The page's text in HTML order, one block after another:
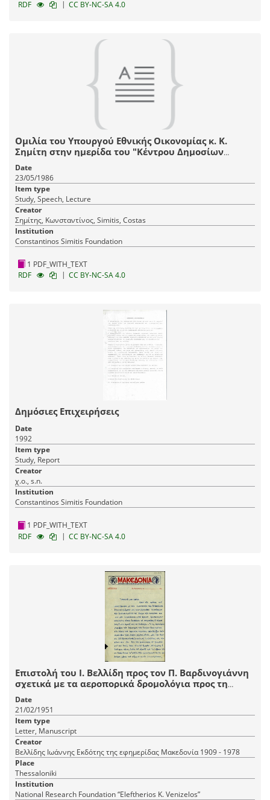
RDF | CC BY-NC-SA 4.0
Ομιλία του Υπουργού Εθνικής Οικονομίας κ. Κ.
Σημίτη στην ημερίδα του "Κέντρου Δημοσίων
Επιχειρήσεων για τις Δημόσιες Επιχειρήσεις"
Date
23/05/1986
Item type
Study, Speech, Lecture
Creator
Σημίτης, Κωνσταντίνος, Simitis, Costas
Institution
Constantinos Simitis Foundation
1 PDF_WITH_TEXT
RDF
| CC BY-NC-SA 4.0
Δημόσιες Επιχειρήσεις
Date
1992
Item type
Study, Report
Creator
χ.ο., s.n.
Institution
Constantinos Simitis Foundation
1 PDF_WITH_TEXT
RDF
| CC BY-NC-SA 4.0
Επιστολή του Ι. Βελλίδη προς τον Π. Βαρδινογιάννη
σχετικά με τα αεροπορικά δρομολόγια προς τη
Θεσσαλονίκη και τη συμπεριφορά του Στ. Ζώτου.
Date
21/02/1951
Item type
Letter, Manuscript
Creator
Βελλίδης Ιωάννης Εκδότης της εφημερίδας Μακεδονία 1909 - 1978
Place
Thessaloniki
Institution
National Research Foundation “Eleftherios K. Venizelos”